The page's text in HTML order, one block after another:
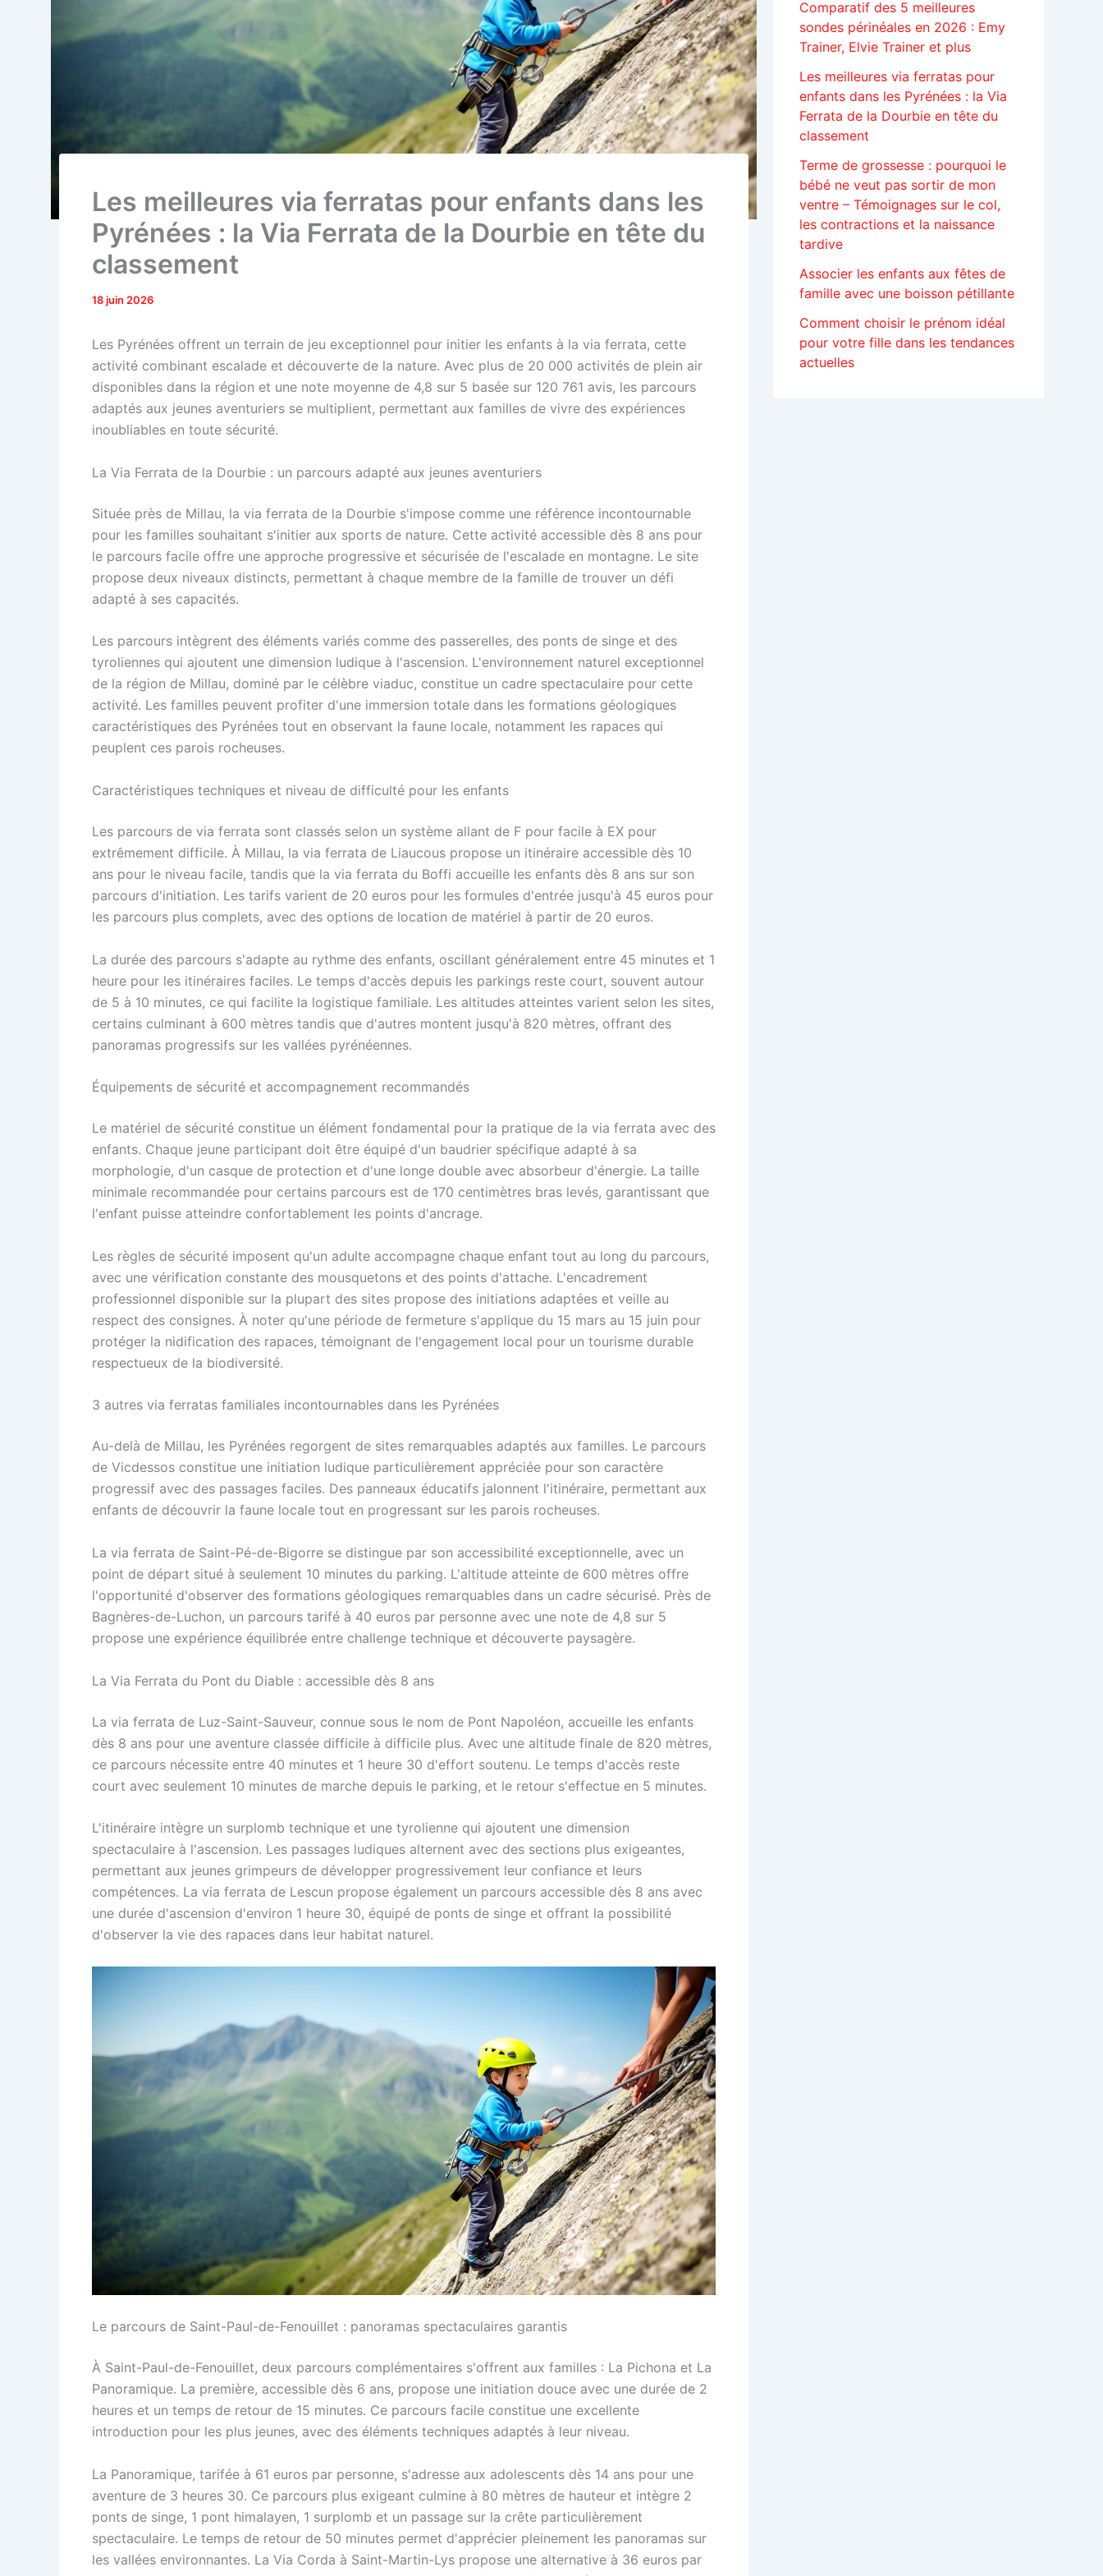
Les meilleures via ferratas pour enfants dans les
Pyrénées : la Via Ferrata de la Dourbie en tête du
classement
18 juin 2026
Les Pyrénées offrent un terrain de jeu exceptionnel pour initier les enfants à la via ferrata, cette
activité combinant escalade et découverte de la nature. Avec plus de 20 000 activités de plein air
disponibles dans la région et une note moyenne de 4,8 sur 5 basée sur 120 761 avis, les parcours
adaptés aux jeunes aventuriers se multiplient, permettant aux familles de vivre des expériences
inoubliables en toute sécurité.
La Via Ferrata de la Dourbie : un parcours adapté aux jeunes aventuriers
Située près de Millau, la via ferrata de la Dourbie s'impose comme une référence incontournable
pour les familles souhaitant s'initier aux sports de nature. Cette activité accessible dès 8 ans pour
le parcours facile offre une approche progressive et sécurisée de l'escalade en montagne. Le site
propose deux niveaux distincts, permettant à chaque membre de la famille de trouver un défi
adapté à ses capacités.
Les parcours intègrent des éléments variés comme des passerelles, des ponts de singe et des
tyroliennes qui ajoutent une dimension ludique à l'ascension. L'environnement naturel exceptionnel
de la région de Millau, dominé par le célèbre viaduc, constitue un cadre spectaculaire pour cette
activité. Les familles peuvent profiter d'une immersion totale dans les formations géologiques
caractéristiques des Pyrénées tout en observant la faune locale, notamment les rapaces qui
peuplent ces parois rocheuses.
Caractéristiques techniques et niveau de difficulté pour les enfants
Les parcours de via ferrata sont classés selon un système allant de F pour facile à EX pour
extrêmement difficile. À Millau, la via ferrata de Liaucous propose un itinéraire accessible dès 10
ans pour le niveau facile, tandis que la via ferrata du Boffi accueille les enfants dès 8 ans sur son
parcours d'initiation. Les tarifs varient de 20 euros pour les formules d'entrée jusqu'à 45 euros pour
les parcours plus complets, avec des options de location de matériel à partir de 20 euros.
La durée des parcours s'adapte au rythme des enfants, oscillant généralement entre 45 minutes et 1
heure pour les itinéraires faciles. Le temps d'accès depuis les parkings reste court, souvent autour
de 5 à 10 minutes, ce qui facilite la logistique familiale. Les altitudes atteintes varient selon les sites,
certains culminant à 600 mètres tandis que d'autres montent jusqu'à 820 mètres, offrant des
panoramas progressifs sur les vallées pyrénéennes.
Équipements de sécurité et accompagnement recommandés
Le matériel de sécurité constitue un élément fondamental pour la pratique de la via ferrata avec des
enfants. Chaque jeune participant doit être équipé d'un baudrier spécifique adapté à sa
morphologie, d'un casque de protection et d'une longe double avec absorbeur d'énergie. La taille
minimale recommandée pour certains parcours est de 170 centimètres bras levés, garantissant que
l'enfant puisse atteindre confortablement les points d'ancrage.
Les règles de sécurité imposent qu'un adulte accompagne chaque enfant tout au long du parcours,
avec une vérification constante des mousquetons et des points d'attache. L'encadrement
professionnel disponible sur la plupart des sites propose des initiations adaptées et veille au
respect des consignes. À noter qu'une période de fermeture s'applique du 15 mars au 15 juin pour
protéger la nidification des rapaces, témoignant de l'engagement local pour un tourisme durable
respectueux de la biodiversité.
3 autres via ferratas familiales incontournables dans les Pyrénées
Au-delà de Millau, les Pyrénées regorgent de sites remarquables adaptés aux familles. Le parcours
de Vicdessos constitue une initiation ludique particulièrement appréciée pour son caractère
progressif avec des passages faciles. Des panneaux éducatifs jalonnent l'itinéraire, permettant aux
enfants de découvrir la faune locale tout en progressant sur les parois rocheuses.
La via ferrata de Saint-Pé-de-Bigorre se distingue par son accessibilité exceptionnelle, avec un
point de départ situé à seulement 10 minutes du parking. L'altitude atteinte de 600 mètres offre
l'opportunité d'observer des formations géologiques remarquables dans un cadre sécurisé. Près de
Bagnères-de-Luchon, un parcours tarifé à 40 euros par personne avec une note de 4,8 sur 5
propose une expérience équilibrée entre challenge technique et découverte paysagère.
La Via Ferrata du Pont du Diable : accessible dès 8 ans
La via ferrata de Luz-Saint-Sauveur, connue sous le nom de Pont Napoléon, accueille les enfants
dès 8 ans pour une aventure classée difficile à difficile plus. Avec une altitude finale de 820 mètres,
ce parcours nécessite entre 40 minutes et 1 heure 30 d'effort soutenu. Le temps d'accès reste
court avec seulement 10 minutes de marche depuis le parking, et le retour s'effectue en 5 minutes.
L'itinéraire intègre un surplomb technique et une tyrolienne qui ajoutent une dimension
spectaculaire à l'ascension. Les passages ludiques alternent avec des sections plus exigeantes,
permettant aux jeunes grimpeurs de développer progressivement leur confiance et leurs
compétences. La via ferrata de Lescun propose également un parcours accessible dès 8 ans avec
une durée d'ascension d'environ 1 heure 30, équipé de ponts de singe et offrant la possibilité
d'observer la vie des rapaces dans leur habitat naturel.
Le parcours de Saint-Paul-de-Fenouillet : panoramas spectaculaires garantis
À Saint-Paul-de-Fenouillet, deux parcours complémentaires s'offrent aux familles : La Pichona et La
Panoramique. La première, accessible dès 6 ans, propose une initiation douce avec une durée de 2
heures et un temps de retour de 15 minutes. Ce parcours facile constitue une excellente
introduction pour les plus jeunes, avec des éléments techniques adaptés à leur niveau.
La Panoramique, tarifée à 61 euros par personne, s'adresse aux adolescents dès 14 ans pour une
aventure de 3 heures 30. Ce parcours plus exigeant culmine à 80 mètres de hauteur et intègre 2
ponts de singe, 1 pont himalayen, 1 surplomb et un passage sur la crête particulièrement
spectaculaire. Le temps de retour de 50 minutes permet d'apprécier pleinement les panoramas sur
les vallées environnantes. La Via Corda à Saint-Martin-Lys propose une alternative à 36 euros par
Comparatif des 5 meilleures
sondes périnéales en 2026 : Emy
Trainer, Elvie Trainer et plus
Les meilleures via ferratas pour
enfants dans les Pyrénées : la Via
Ferrata de la Dourbie en tête du
classement
Terme de grossesse : pourquoi le
bébé ne veut pas sortir de mon
ventre – Témoignages sur le col,
les contractions et la naissance
tardive
Associer les enfants aux fêtes de
famille avec une boisson pétillante
Comment choisir le prénom idéal
pour votre fille dans les tendances
actuelles